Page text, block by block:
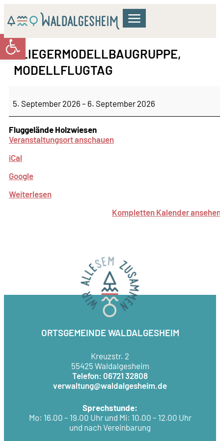
Werkzeugleiste öffnen
FLIEGERMODELLBAUGRUPPE,
MODELLFLUGTAG
5. September 2026 – 6. September 2026
Fluggelände Holzwiesen
Veranstaltungsort anschauen
iCal
Google
Weiterlesen
Kompletten Kalender
ORTSGEMEINDE WALDALGESHEIM
Kreuzstr. 2
55425 Waldalgesheim
Telefon: 06721 32808
verwaltung@waldalgesheim.de
Sprechstunde:
Mo: 16.00 – 19.00 Uhr und Mi: 10.00 – 12.00 Uhr
und nach Vereinbarung